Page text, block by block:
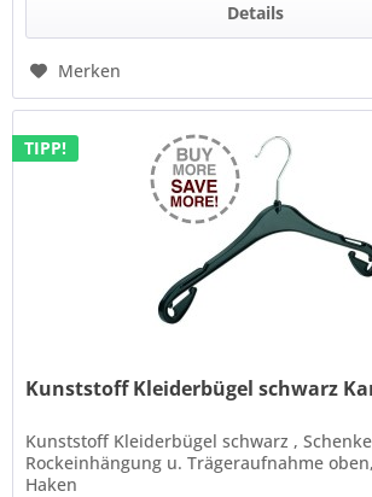
Details
Merken
TIPP!
Kunststoff Kleiderbügel schwarz
Kunststoff Kleiderbügel schwarz ,
Rockeinhängung u. Trägeraufnahme
Haken